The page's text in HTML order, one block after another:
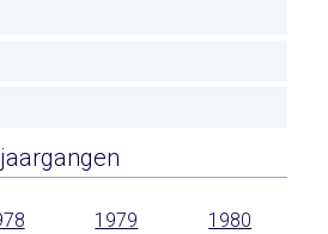
jaargangen
1979
1980